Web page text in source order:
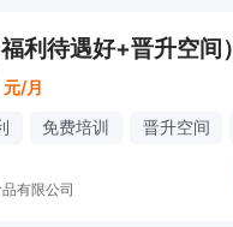
利待遇好+晋升空间）
元/月
免费培训 晋升空间
有限公司